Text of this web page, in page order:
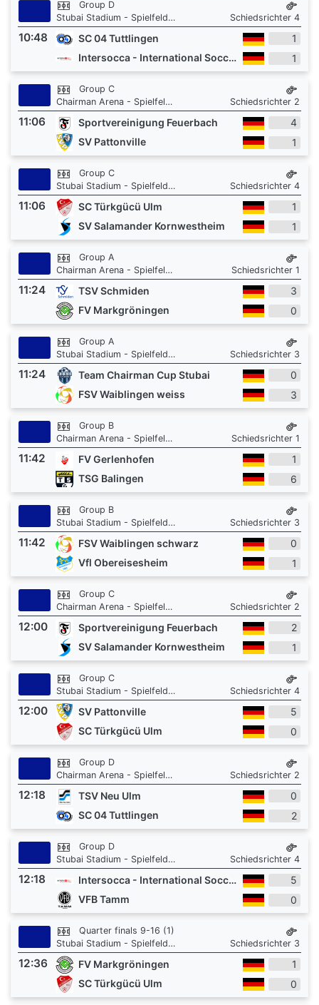
Group D
Stubai Stadium - Spielfeld 3
Schiedsrichter 4
10:48 SC 04 Tuttlingen
1
Intersocca - International Soccer Academy
1
Group C
Chairman Arena - Spielfeld 1
Schiedsrichter 2
11:06 Sportvereinigung Feuerbach
4
SV Pattonville
1
Group C
Stubai Stadium - Spielfeld 3
Schiedsrichter 4
11:06 SC Türkgücü Ulm
1
SV Salamander Kornwestheim
1
Group A
Chairman Arena - Spielfeld 1
Schiedsrichter 1
11:24 TSV Schmiden
3
FV Markgröningen
0
Group A
Stubai Stadium - Spielfeld 3
Schiedsrichter 3
11:24 Team Chairman Cup Stubai
0
FSV Waiblingen weiss
3
Group B
Chairman Arena - Spielfeld 1
Schiedsrichter 1
11:42 FV Gerlenhofen
1
TSG Balingen
6
Group B
Stubai Stadium - Spielfeld 3
Schiedsrichter 3
11:42 FSV Waiblingen schwarz
0
Vfl Obereisesheim
1
Group C
Chairman Arena - Spielfeld 1
Schiedsrichter 2
12:00 Sportvereinigung Feuerbach
2
SV Salamander Kornwestheim
1
Group C
Stubai Stadium - Spielfeld 3
Schiedsrichter 4
12:00 SV Pattonville
5
SC Türkgücü Ulm
0
Group D
Chairman Arena - Spielfeld 1
Schiedsrichter 2
12:18 TSV Neu Ulm
0
SC 04 Tuttlingen
2
Group D
Stubai Stadium - Spielfeld 3
Schiedsrichter 4
12:18 Intersocca - International Soccer Academy
5
VFB Tamm
0
Quarter finals 9-16 (1)
Stubai Stadium - Spielfeld 3
Schiedsrichter 3
12:36 FV Markgröningen
1
SC Türkgücü Ulm
0